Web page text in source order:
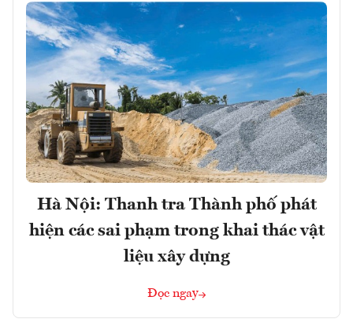
Hà Nội: Thanh tra Thành phố phát
hiện các sai phạm trong khai thác vật
liệu xây dựng
Đọc ngay